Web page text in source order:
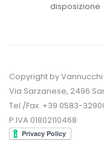
disposizione
Copyright by
Via Sarzanese, 2496
Tel./Fax. +39 0583-
P.IVA 01802110468